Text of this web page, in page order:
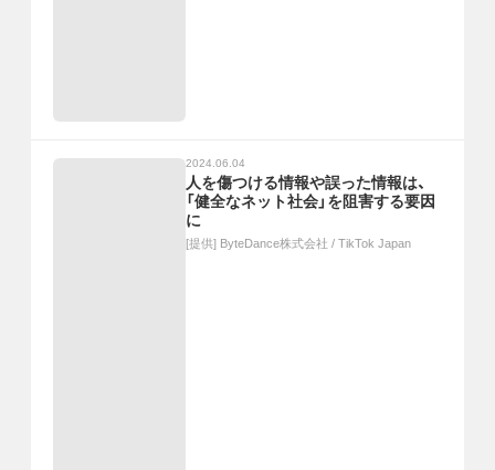
2024.06.04
人を傷つける情報や誤った情報は、
「健全なネット社会」を阻害する要因
に
[提供] ByteDance株式会社 / TikTok Japan